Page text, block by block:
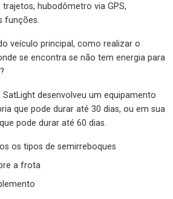
hubodômetro via GPS,
funções.
veículo principal, como realizar o
se encontra se não tem energia para
desenvolveu um equipamento
que pode durar até 30 dias, ou em sua
pode durar até 60 dias.
os tipos de semirreboques
a frota